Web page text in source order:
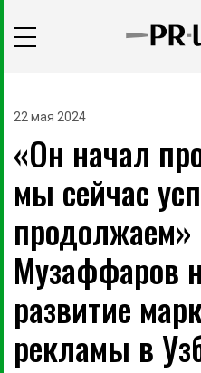
Не сейчас
22 мая 2024
«Он начал
мы сейчас
Музаффаров
развитие
рекламы в